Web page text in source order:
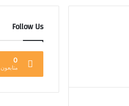
Follow Us
0
متابعون